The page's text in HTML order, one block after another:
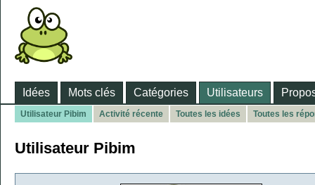
Idées Mots clés Catégories Utilisateurs
Utilisateur Pibim Activité récente Toutes les idées Toutes les
Utilisateur Pibim